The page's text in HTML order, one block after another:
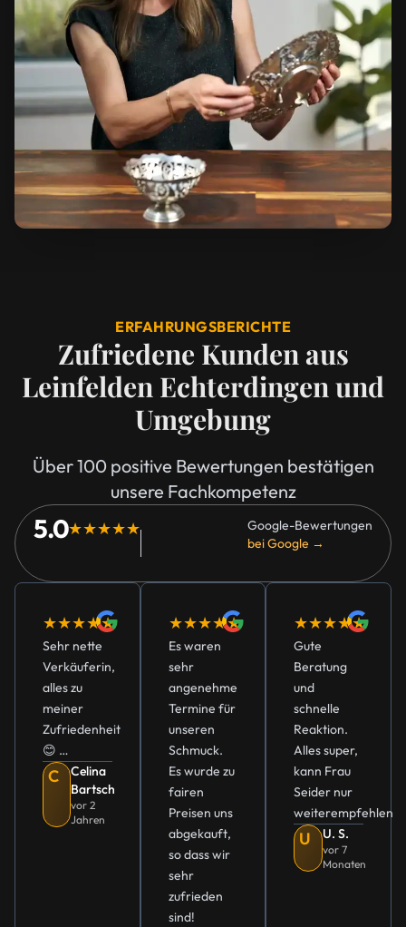
ERFAHRUNGSBERICHTE
Zufriedene Kunden aus
Leinfelden Echterdingen und
Umgebung
Über 100 positive Bewertungen bestätigen
unsere Fachkompetenz
5.0★★★★★
Google-Bewertungen
bei Google →
★★★★★
Sehr nette
Verkäuferin,
alles zu
meiner
Zufriedenheit
😊 …
C
Celina
Bartsch
vor 2
Jahren
★★★★★
Es waren
sehr
angenehme
Termine für
unseren
Schmuck.
Es wurde zu
fairen
Preisen uns
abgekauft,
so dass wir
sehr
zufrieden
sind!
★★★★★
Gute
Beratung
und
schnelle
Reaktion.
Alles super,
kann Frau
Seider nur
weiterempfehlen
U U. S.
vor 7
Monaten